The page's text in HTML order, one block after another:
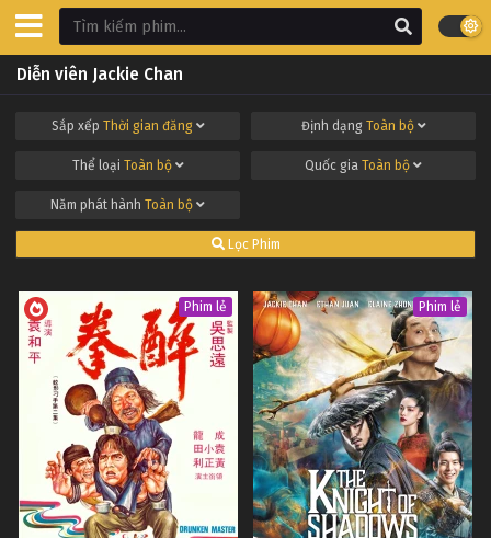
Diễn viên Jackie Chan
Sắp xếp Thời gian đăng Định dạng Toàn bộ
Thể loại Toàn bộ Quốc gia Toàn bộ
Năm phát hành Toàn bộ
Lọc Phim
Phim lẻ Phim lẻ